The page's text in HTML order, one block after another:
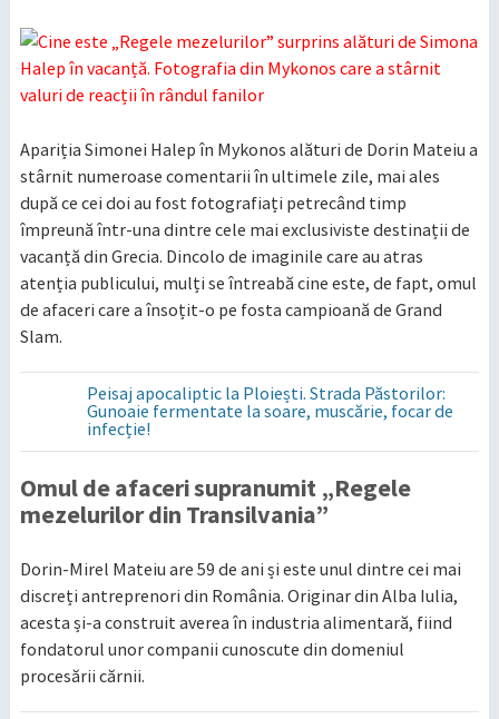
Apariția Simonei Halep în Mykonos alături de Dorin Mateiu a
stârnit numeroase comentarii în ultimele zile, mai ales
după ce cei doi au fost fotografiați petrecând timp
împreună într-una dintre cele mai exclusiviste destinații de
vacanță din Grecia. Dincolo de imaginile care au atras
atenția publicului, mulți se întreabă cine este, de fapt, omul
de afaceri care a însoțit-o pe fosta campioană de Grand
Slam.
Peisaj apocaliptic la Ploiești. Strada Păstorilor:
Gunoaie fermentate la soare, muscărie, focar de
infecție!
Omul de afaceri supranumit „Regele
mezelurilor din Transilvania”
Dorin-Mirel Mateiu are 59 de ani și este unul dintre cei mai
discreți antreprenori din România. Originar din Alba Iulia,
acesta și-a construit averea în industria alimentară, fiind
fondatorul unor companii cunoscute din domeniul
procesării cărnii.